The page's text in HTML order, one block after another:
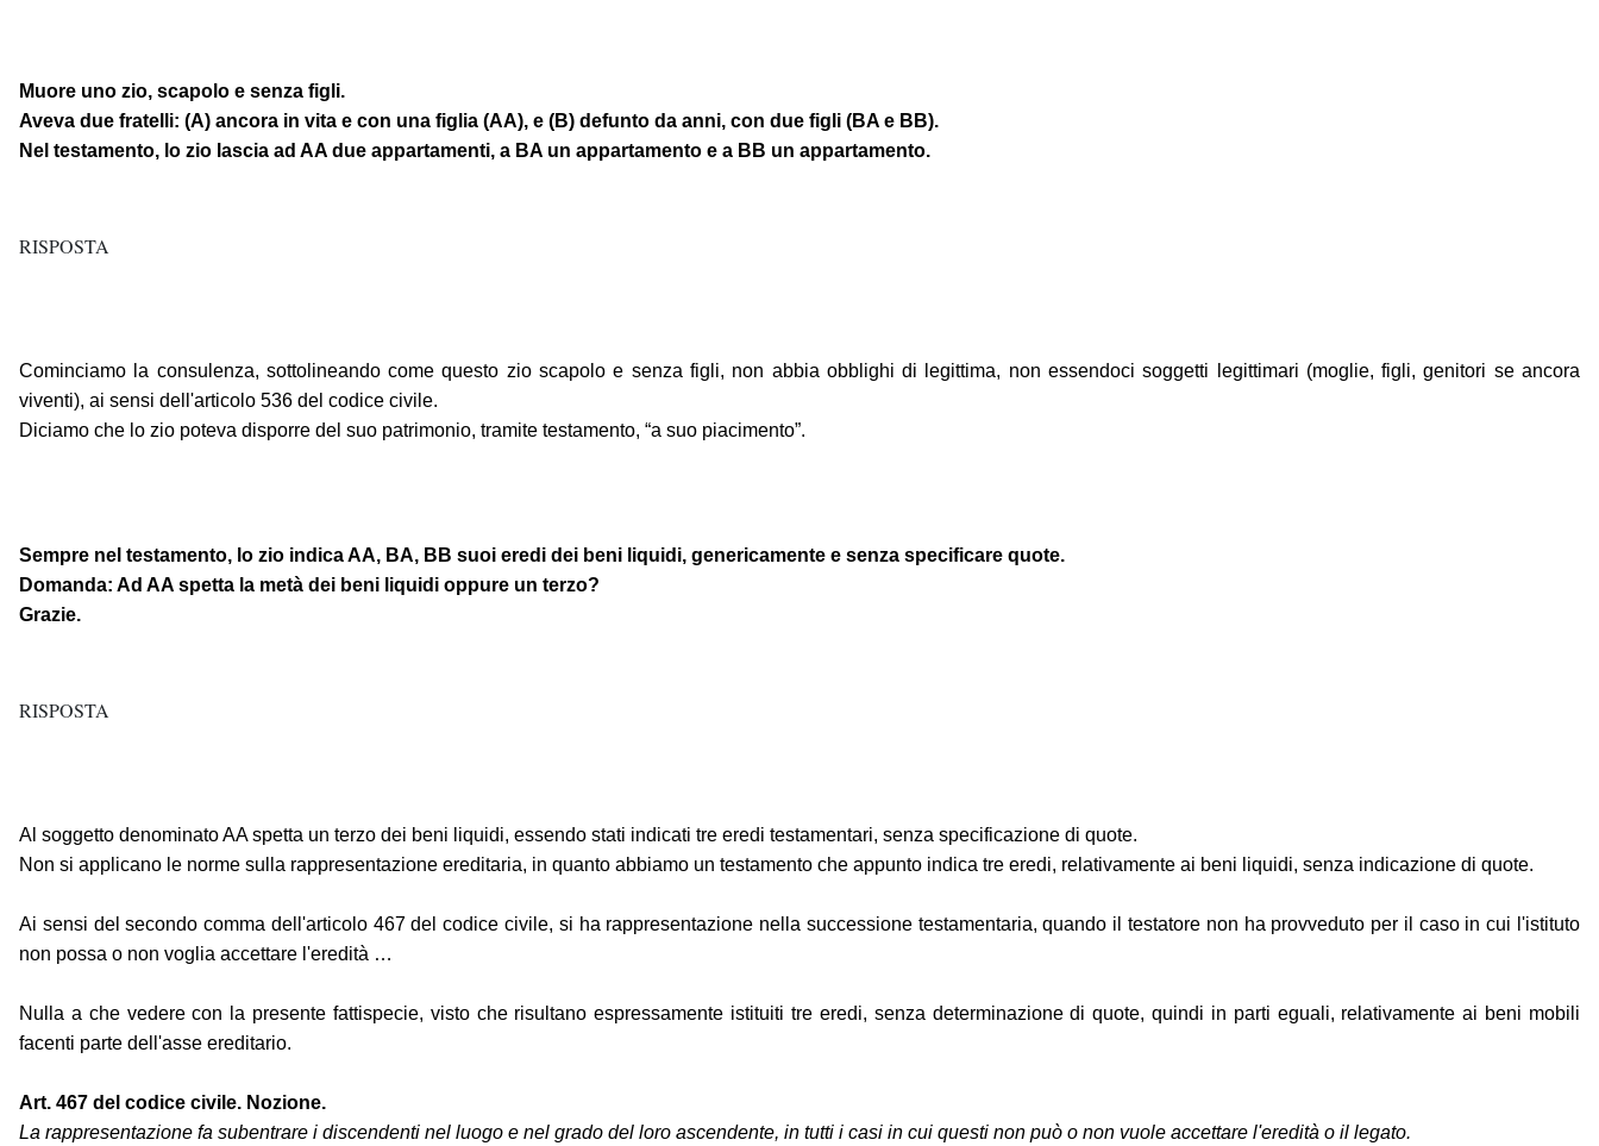
Muore uno zio, scapolo e senza figli.
Aveva due fratelli: (A) ancora in vita e con una figlia (AA), e (B) defunto da anni, con due figli (BA e BB).
Nel testamento, lo zio lascia ad AA due appartamenti, a BA un appartamento e a BB un appartamento.
RISPOSTA
Cominciamo la consulenza, sottolineando come questo zio scapolo e senza figli, non abbia obblighi di legittima, non essendoci soggetti legittimari (moglie, figli, genitori se ancora
viventi), ai sensi dell'articolo 536 del codice civile.
Diciamo che lo zio poteva disporre del suo patrimonio, tramite testamento, “a suo piacimento”.
Sempre nel testamento, lo zio indica AA, BA, BB suoi eredi dei beni liquidi, genericamente e senza specificare quote.
Domanda: Ad AA spetta la metà dei beni liquidi oppure un terzo?
Grazie.
RISPOSTA
Al soggetto denominato AA spetta un terzo dei beni liquidi, essendo stati indicati tre eredi testamentari, senza specificazione di quote.
Non si applicano le norme sulla rappresentazione ereditaria, in quanto abbiamo un testamento che appunto indica tre eredi, relativamente ai beni liquidi, senza indicazione di quote.
Ai sensi del secondo comma dell'articolo 467 del codice civile, si ha rappresentazione nella successione testamentaria, quando il testatore non ha provveduto per il caso in cui l'istituto
non possa o non voglia accettare l'eredità …
Nulla a che vedere con la presente fattispecie, visto che risultano espressamente istituiti tre eredi, senza determinazione di quote, quindi in parti eguali, relativamente ai beni mobili
facenti parte dell'asse ereditario.
Art. 467 del codice civile. Nozione.
La rappresentazione fa subentrare i discendenti nel luogo e nel grado del loro ascendente, in tutti i casi in cui questi non può o non vuole accettare l'eredità o il legato.